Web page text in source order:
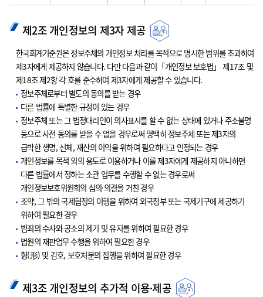
제2조 개인정보의 제3자 제공
한국회계기준원은 정보주체의 개인정보 처리를 목적으로 명시한 범위를 초과하여
제3자에게 제공하지 않습니다. 다만 다음과 같이「개인정보 보호법」 제17조 및
제18조 제2항 각 호를 준수하여 제3자에게 제공할 수 있습니다.
정보주체로부터 별도의 동의를 받는 경우
다른 법률에 특별한 규정이 있는 경우
정보주체 또는 그 법정대리인이 의사표시를 할 수 없는 상태에 있거나 주소불명
등으로 사전 동의를 받을 수 없을 경우로써 명백히 정보주체 또는 제3자의
급박한 생명, 신체, 재산의 이익을 위하여 필요하다고 인정되는 경우
개인정보를 목적 외의 용도로 이용하거나 이를 제3자에게 제공하지 아니하면
다른 법률에서 정하는 소관 업무를 수행할 수 없는 경우로써
개인정보보호위원회의 심의·의결을 거친 경우
조약, 그 밖의 국제협정의 이행을 위하여 외국정부 또는 국제기구에 제공하기
위하여 필요한 경우
범죄의 수사와 공소의 제기 및 유지를 위하여 필요한 경우
법원의 재판업무 수행을 위하여 필요한 경우
형(形) 및 감호, 보호처분의 집행을 위하여 필요한 경우
제3조 개인정보의 추가적 이용·제공